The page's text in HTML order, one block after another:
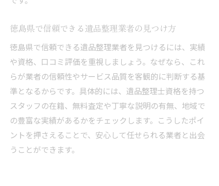
準
遺品整理を誰に頼むべきか考える際のポイ
ント
家族で遺品整理を行う場合と業者依頼の違
い
遺品整理の依頼先選びで確認すべきこと
親の遺品整理を任せる際の役割分担の考え
方
信頼できる遺品整理業者の見極め方とは
徳島県で信頼できる遺品整理業者の見つけ方
徳島県で信頼できる遺品整理業者を見つけるには、実績
や資格、口コミ評価を重視しましょう。なぜなら、これ
らが業者の信頼性やサービス品質を客観的に判断する基
準となるからです。具体的には、遺品整理士資格を持つ
スタッフの在籍、無料査定や丁寧な説明の有無、地域で
の豊富な実績があるかをチェックします。こうしたポイ
ントを押さえることで、安心して任せられる業者と出会
うことができます。